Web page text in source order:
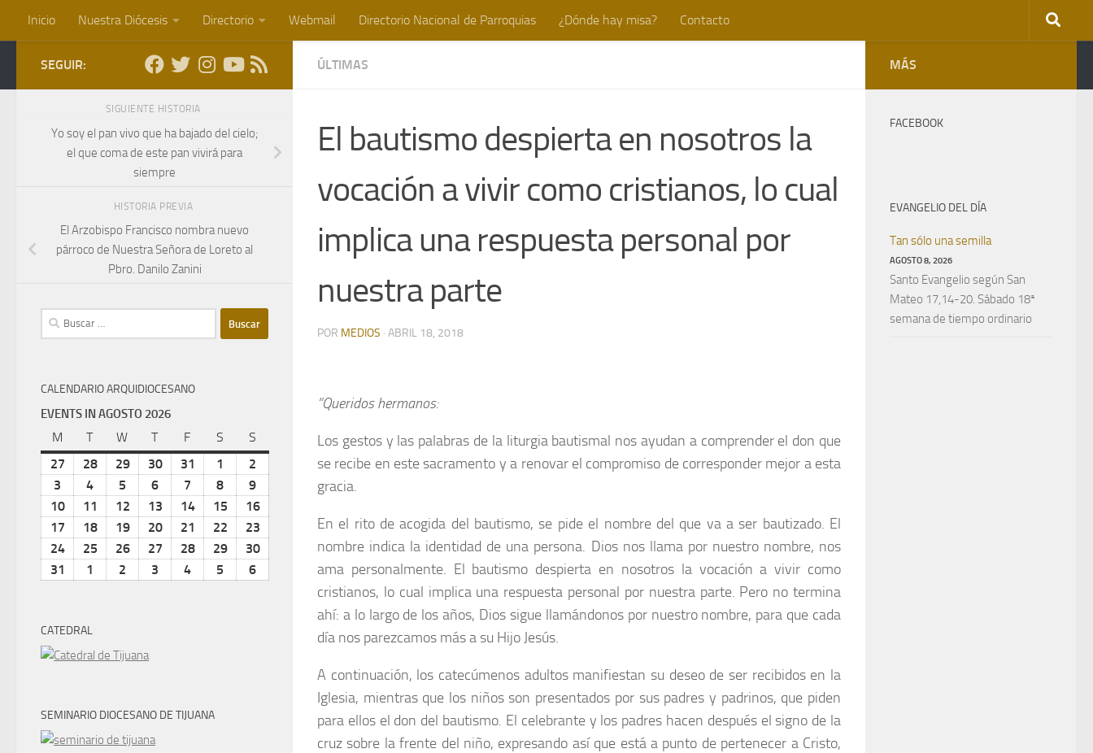
Saltar al contenido
Inicio Nuestra Diócesis Directorio Webmail Directorio Nacional de Parroquias ¿Dónde hay misa? Contacto
ÚLTIMAS
El bautismo despierta en nosotros la
vocación a vivir como cristianos, lo cual
implica una respuesta personal por
nuestra parte
POR MEDIOS · ABRIL 18, 2018
“Queridos hermanos:
Los gestos y las palabras de la liturgia bautismal nos ayudan a comprender el don que
se recibe en este sacramento y a renovar el compromiso de corresponder mejor a esta
gracia.
En el rito de acogida del bautismo, se pide el nombre del que va a ser bautizado. El
nombre indica la identidad de una persona. Dios nos llama por nuestro nombre, nos
ama personalmente. El bautismo despierta en nosotros la vocación a vivir como
cristianos, lo cual implica una respuesta personal por nuestra parte. Pero no termina
ahí: a lo largo de los años, Dios sigue llamándonos por nuestro nombre, para que cada
día nos parezcamos más a su Hijo Jesús.
A continuación, los catecúmenos adultos manifiestan su deseo de ser recibidos en la
Iglesia, mientras que los niños son presentados por sus padres y padrinos, que piden
para ellos el don del bautismo. El celebrante y los padres hacen después el signo de la
cruz sobre la frente del niño, expresando así que está a punto de pertenecer a Cristo,
SEGUIR:
SIGUIENTE HISTORIA
Yo soy el pan vivo que ha bajado del cielo;
el que coma de este pan vivirá para
siempre
HISTORIA PREVIA
El Arzobispo Francisco nombra nuevo
párroco de Nuestra Señora de Loreto al
Pbro. Danilo Zanini
Buscar:
CALENDARIO ARQUIDIOCESANO
EVENTS IN AGOSTO 2026
M lunes
Tmartes
W miércoles
Tjueves
F viernes
S sábado
S
27 julio
2026
28julio
2026
29julio
2026
30julio
2026
31 julio
2026
1
agosto
2026
2
2026
3 agosto
3,
2026
4 agosto
4,
2026
5 agosto
5,
2026
6 agosto
6,
2026
7 agosto
7,
2026
8 agosto
8,
2026
9
9,
2026
10agosto
2026
11 agosto
11,
2026
12 agosto
12,
2026
13 agosto
13,
2026
14agosto
2026
15 agosto
2026
16agosto
2026
17 agosto
17,
2026
18agosto
2026
19agosto
19,
2026
20agosto
2026
21 agosto
21,
2026
22 agosto
22,
2026
23
23,
24agosto
25 agosto
26agosto
27 agosto
28agosto
29agosto
30agosto
31 agosto
1
septiembre
2 septiembre
3 septiembre
4 septiembre
5 septiembre
6 septiembre
CATEDRAL
SEMINARIO DIOCESANO DE TIJUANA
MÁS
FACEBOOK
EVANGELIO DEL DÍA
Tan sólo una semilla
AGOSTO 8, 2026
Santo Evangelio según San
Mateo 17,14-20. Sábado 18ª
semana de tiempo ordinario